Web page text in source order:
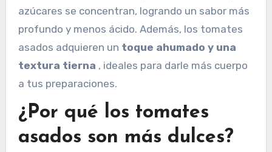
azúcares se concentran, logrando un sabor más
profundo y menos ácido. Además, los tomates
asados ​​adquieren un toque ahumado y una
textura tierna , ideales para darle más cuerpo
a tus preparaciones.
¿Por qué los tomates
asados ​​son más dulces?